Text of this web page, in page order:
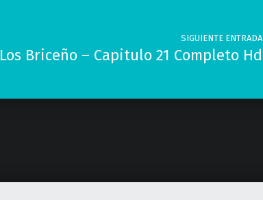
SIGUIENTE ENTRADA
Los Briceño – Capitulo 21 Completo Hd